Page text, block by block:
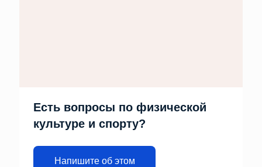
Есть вопросы по физической
культуре и спорту?
Напишите об этом